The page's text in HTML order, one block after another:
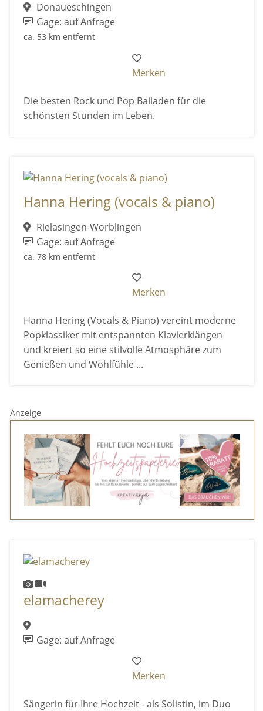
Donaueschingen
Gage: auf Anfrage
ca. 53 km entfernt
Merken
Die besten Rock und Pop Balladen für die
schönsten Stunden im Leben.
Hanna Hering (vocals & piano)
Rielasingen-Worblingen
Gage: auf Anfrage
ca. 78 km entfernt
Merken
Hanna Hering (Vocals & Piano) vereint moderne
Popklassiker mit entspannten Klavierklängen
und kreiert so eine stilvolle Atmosphäre zum
Genießen und Wohlfühle ...
Anzeige
elamacherey
Gage: auf Anfrage
Merken
Sängerin für Ihre Hochzeit - als Solistin, im Duo